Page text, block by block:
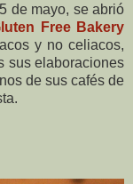
de mayo, se abrió
Free Bakery
y no celiacos,
sus elaboraciones
de sus cafés de